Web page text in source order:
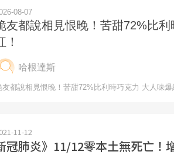
11-12
冠肺炎》11/12零本土無死亡！